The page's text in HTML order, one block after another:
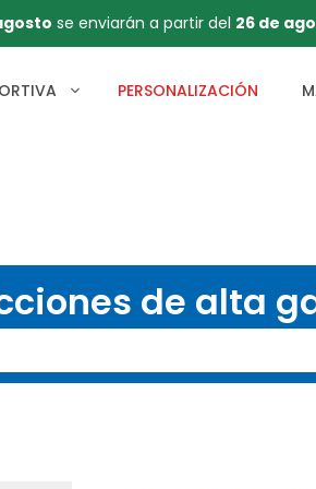
se enviarán a partir del 26 de
PERSONALIZACIÓN
de alta